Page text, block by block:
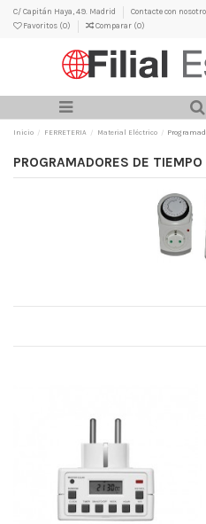
C/ Capitán Haya, 49. Madrid
Contacte con
Favoritos (0) Comparar (0)
Inicio FERRETERIA Material Eléctrico
PROGRAMADORES DE TIEMPO